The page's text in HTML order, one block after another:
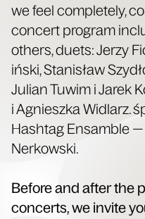
we feel com­plete­ly,
con­cert pro­gram
oth­ers, duets: Jerzy
ińs­ki, Stanisław
Julian Tuwim i Jarek
i Agniesz­ka Wid­larz.
Hash­tag Ensam­ble
Nerkowski.
Before and after the
con­certs, we invite